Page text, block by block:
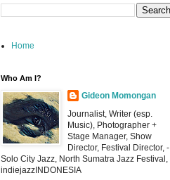
Home
Who Am I?
Gideon Momongan
Journalist, Writer (esp.
Music), Photographer +
Stage Manager, Show
Director, Festival Director, -
Solo City Jazz, North Sumatra Jazz Festival,
indiejazzINDONESIA